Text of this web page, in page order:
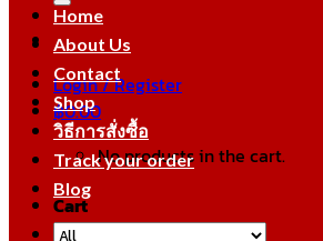
Login / Register
฿0.00
No products in the cart.
Cart
Home
About Us
Contact
Shop
วิธีการสั่งซื้อ
Track your order
Blog